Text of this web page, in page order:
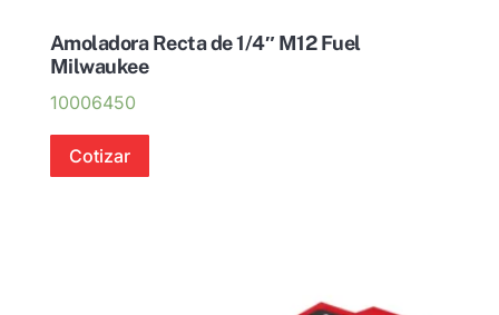
Amoladora Recta de 1/4″ M12 Fuel
Milwaukee
10006450
Cotizar